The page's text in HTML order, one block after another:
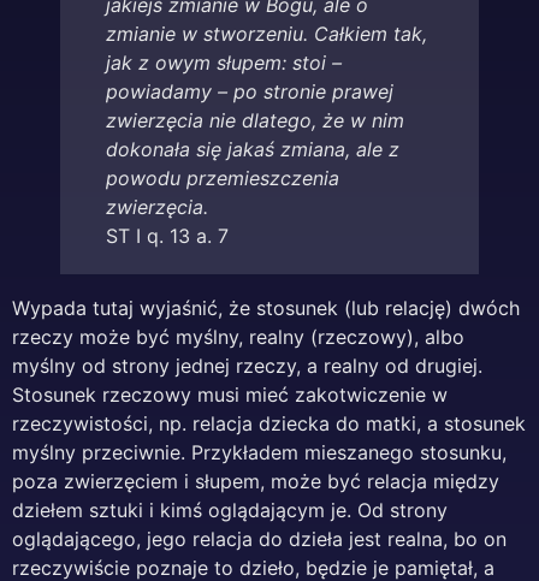
zmianie w stworzeniu. Całkiem tak,
jak z owym słupem: stoi –
powiadamy – po stronie prawej
zwierzęcia nie dlatego, że w nim
dokonała się jakaś zmiana, ale z
powodu przemieszczenia
zwierzęcia.
ST I q. 13 a. 7
Wypada tutaj wyjaśnić, że stosunek (lub relację) dwóch
rzeczy może być myślny, realny (rzeczowy), albo
myślny od strony jednej rzeczy, a realny od drugiej.
Stosunek rzeczowy musi mieć zakotwiczenie w
rzeczywistości, np. relacja dziecka do matki, a stosunek
myślny przeciwnie. Przykładem mieszanego stosunku,
poza zwierzęciem i słupem, może być relacja między
dziełem sztuki i kimś oglądającym je. Od strony
oglądającego, jego relacja do dzieła jest realna, bo on
rzeczywiście poznaje to dzieło, będzie je pamiętał, a